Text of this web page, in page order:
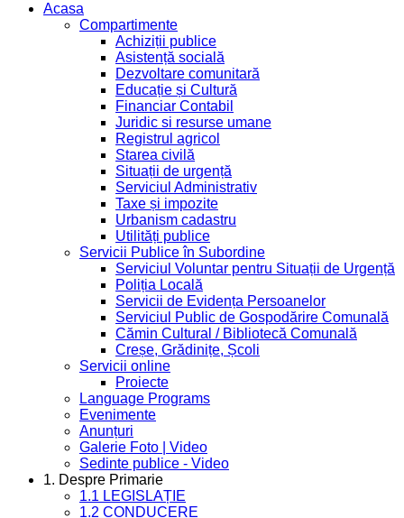
Acasa
Compartimente
Achiziții publice
Asistență socială
Dezvoltare comunitară
Educație și Cultură
Financiar Contabil
Juridic si resurse umane
Registrul agricol
Starea civilă
Situații de urgență
Serviciul Administrativ
Taxe și impozite
Urbanism cadastru
Utilități publice
Servicii Publice în Subordine
Serviciul Voluntar pentru Situații de Urgență
Poliția Locală
Servicii de Evidența Persoanelor
Serviciul Public de Gospodărire Comunală
Cămin Cultural / Bibliotecă Comunală
Creșe, Grădinițe, Școli
Servicii online
Proiecte
Language Programs
Evenimente
Anunțuri
Galerie Foto | Video
Sedinte publice - Video
1. Despre Primarie
1.1 LEGISLAȚIE
1.2 CONDUCERE